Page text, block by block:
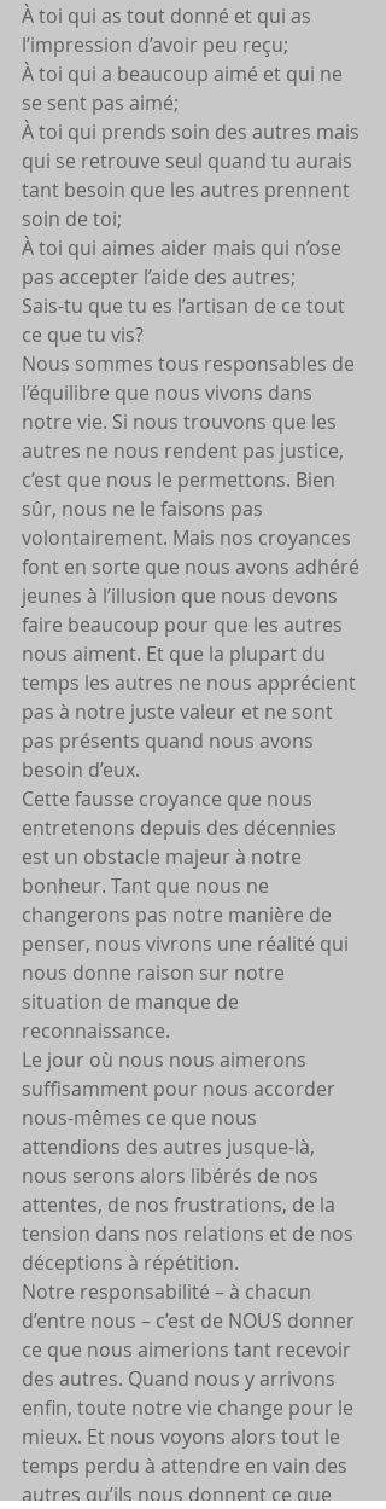
À toi qui as tout donné et qui as
l’impression d’avoir peu reçu;
À toi qui a beaucoup aimé et qui ne
se sent pas aimé;
À toi qui prends soin des autres mais
qui se retrouve seul quand tu aurais
tant besoin que les autres prennent
soin de toi;
À toi qui aimes aider mais qui n’ose
pas accepter l’aide des autres;
Sais-tu que tu es l’artisan de ce tout
ce que tu vis?
Nous sommes tous responsables de
l’équilibre que nous vivons dans
notre vie. Si nous trouvons que les
autres ne nous rendent pas justice,
c’est que nous le permettons. Bien
sûr, nous ne le faisons pas
volontairement. Mais nos croyances
font en sorte que nous avons adhéré
jeunes à l’illusion que nous devons
faire beaucoup pour que les autres
nous aiment. Et que la plupart du
temps les autres ne nous apprécient
pas à notre juste valeur et ne sont
pas présents quand nous avons
besoin d’eux.
Cette fausse croyance que nous
entretenons depuis des décennies
est un obstacle majeur à notre
bonheur. Tant que nous ne
changerons pas notre manière de
penser, nous vivrons une réalité qui
nous donne raison sur notre
situation de manque de
reconnaissance.
Le jour où nous nous aimerons
suffisamment pour nous accorder
nous-mêmes ce que nous
attendions des autres jusque-là,
nous serons alors libérés de nos
attentes, de nos frustrations, de la
tension dans nos relations et de nos
déceptions à répétition.
Notre responsabilité – à chacun
d’entre nous – c’est de NOUS donner
ce que nous aimerions tant recevoir
des autres. Quand nous y arrivons
enfin, toute notre vie change pour le
mieux. Et nous voyons alors tout le
temps perdu à attendre en vain des
autres qu’ils nous donnent ce que